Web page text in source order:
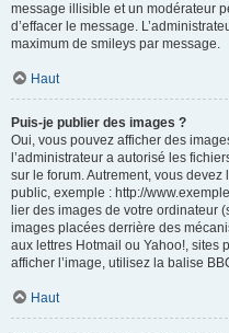
message illisible et un modérateur
d’effacer le message.
maximum de smileys par message.
Haut
Puis-je publier des images ?
Oui, vous pouvez afficher des
l’administrateur a autorisé les
sur le forum. Autrement, vous
public, exemple : http://
lier des images de votre ordinateur
images placées derrière des
aux lettres Hotmail ou Yahoo!, sites
afficher l’image, utilisez la balise
Haut